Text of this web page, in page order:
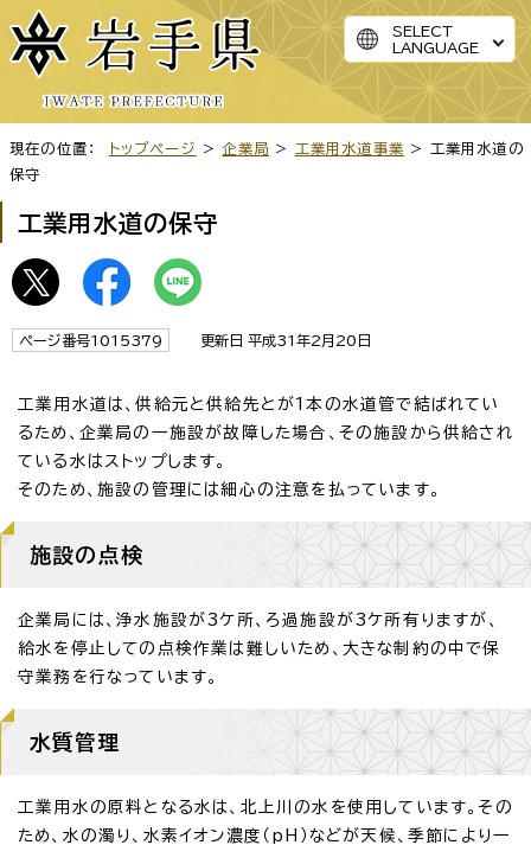
SELECT
LANGUAGE
現在の位置： トップページ >企業局 > 工業用水道事業 > 工業用水道の
保守
工業用水道の保守
ページ番号1015379 更新日 平成31年2月20日
工業用水道は、供給元と供給先とが1本の水道管で結ばれてい
るため、企業局の一施設が故障した場合、その施設から供給され
ている水はストップします。
そのため、施設の管理には細心の注意を払っています。
施設の点検
企業局には、浄水施設が3ケ所、ろ過施設が3ケ所有りますが、
給水を停止しての点検作業は難しいため、大きな制約の中で保
守業務を行なっています。
水質管理
工業用水の原料となる水は、北上川の水を使用しています。その
ため、水の濁り、水素イオン濃度（pH）などが天候、季節により一